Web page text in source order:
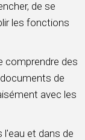
de se
les fonctions
comprendre des
de
avec les
et dans de